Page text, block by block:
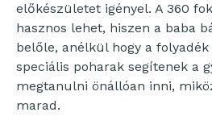
előkészületet igényel. A 360
hasznos lehet, hiszen a baba
belőle, anélkül hogy a
speciális poharak segítenek a
megtanulni önállóan inni,
marad.